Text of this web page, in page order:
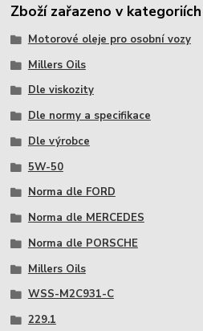
Zboží zařazeno v kategoriích
Motorové oleje pro osobní vozy
Millers Oils
Dle viskozity
Dle normy a specifikace
Dle výrobce
5W-50
Norma dle FORD
Norma dle MERCEDES
Norma dle PORSCHE
Millers Oils
WSS-M2C931-C
229.1